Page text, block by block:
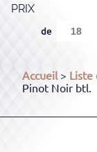
PRIX
de
Accueil> Liste
Pinot Noir btl.